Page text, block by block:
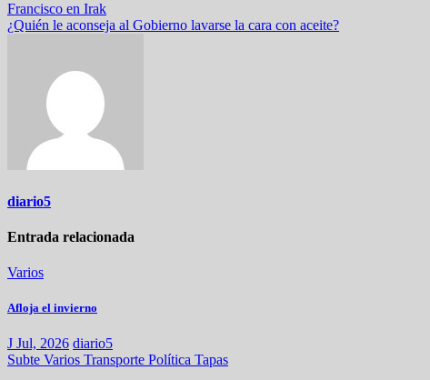
Francisco en Irak
¿Quién le aconseja al Gobierno lavarse la cara con aceite?
diario5
Entrada relacionada
Varios
Afloja el invierno
J Jul, 2026 diario5
Subte Varios Transporte Política Tapas